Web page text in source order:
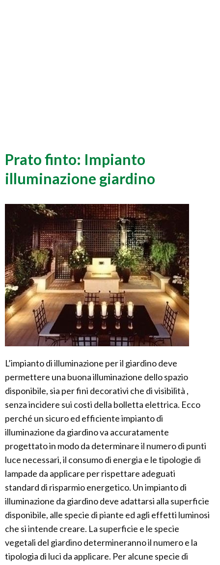
Prato finto: Impianto
illuminazione giardino
L’impianto di illuminazione per il giardino deve
permettere una buona illuminazione dello spazio
disponibile, sia per fini decorativi che di visibilità ,
senza incidere sui costi della bolletta elettrica. Ecco
perché un sicuro ed efficiente impianto di
illuminazione da giardino va accuratamente
progettato in modo da determinare il numero di punti
luce necessari, il consumo di energia e le tipologie di
lampade da applicare per rispettare adeguati
standard di risparmio energetico. Un impianto di
illuminazione da giardino deve adattarsi alla superficie
disponibile, alle specie di piante ed agli effetti luminosi
che si intende creare. La superficie e le specie
vegetali del giardino determineranno il numero e la
tipologia di luci da applicare. Per alcune specie di